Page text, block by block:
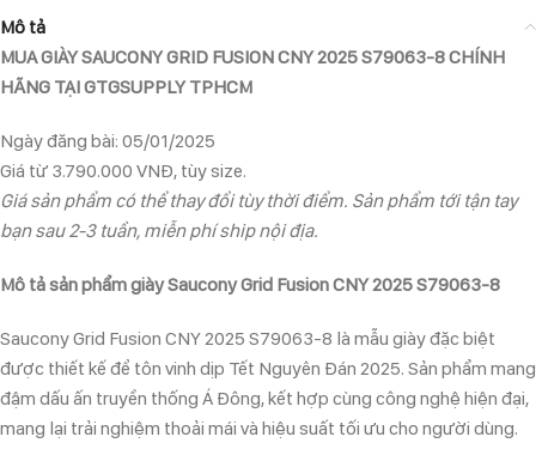
Mô tả
MUA GIÀY SAUCONY GRID FUSION CNY 2025 S79063-8 CHÍNH
HÃNG TẠI GTGSUPPLY TPHCM
Ngày đăng bài: 05/01/2025
Giá từ 3.790.000 VNĐ, tùy size.
Giá sản phẩm có thể thay đổi tùy thời điểm. Sản phẩm tới tận tay
bạn sau 2-3 tuần, miễn phí ship nội địa.
Mô tả sản phẩm giày Saucony Grid Fusion CNY 2025 S79063-8
Saucony Grid Fusion CNY 2025 S79063-8 là mẫu giày đặc biệt
được thiết kế để tôn vinh dịp Tết Nguyên Đán 2025. Sản phẩm mang
đậm dấu ấn truyền thống Á Đông, kết hợp cùng công nghệ hiện đại,
mang lại trải nghiệm thoải mái và hiệu suất tối ưu cho người dùng.